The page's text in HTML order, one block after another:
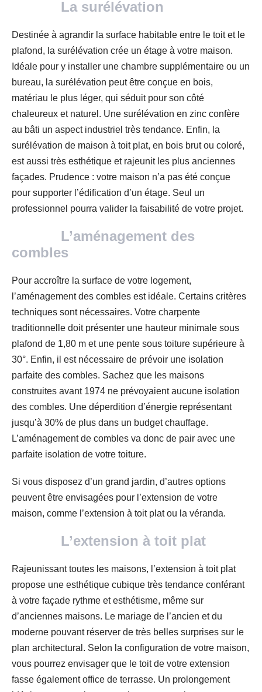
La surélévation
Destinée à agrandir la surface habitable entre le toit et le
plafond, la surélévation crée un étage à votre maison.
Idéale pour y installer une chambre supplémentaire ou un
bureau, la surélévation peut être conçue en bois,
matériau le plus léger, qui séduit pour son côté
chaleureux et naturel. Une surélévation en zinc confère
au bâti un aspect industriel très tendance. Enfin, la
surélévation de maison à toit plat, en bois brut ou coloré,
est aussi très esthétique et rajeunit les plus anciennes
façades. Prudence : votre maison n’a pas été conçue
pour supporter l’édification d’un étage. Seul un
professionnel pourra valider la faisabilité de votre projet.
L’aménagement des
combles
Pour accroître la surface de votre logement,
l’aménagement des combles est idéale. Certains critères
techniques sont nécessaires. Votre charpente
traditionnelle doit présenter une hauteur minimale sous
plafond de 1,80 m et une pente sous toiture supérieure à
30°. Enfin, il est nécessaire de prévoir une isolation
parfaite des combles. Sachez que les maisons
construites avant 1974 ne prévoyaient aucune isolation
des combles. Une déperdition d’énergie représentant
jusqu’à 30% de plus dans un budget chauffage.
L’aménagement de combles va donc de pair avec une
parfaite isolation de votre toiture.
Si vous disposez d’un grand jardin, d’autres options
peuvent être envisagées pour l’extension de votre
maison, comme l’extension à toit plat ou la véranda.
L’extension à toit plat
Rajeunissant toutes les maisons, l’extension à toit plat
propose une esthétique cubique très tendance conférant
à votre façade rythme et esthétisme, même sur
d’anciennes maisons. Le mariage de l’ancien et du
moderne pouvant réserver de très belles surprises sur le
plan architectural. Selon la configuration de votre maison,
vous pourrez envisager que le toit de votre extension
fasse également office de terrasse. Un prolongement